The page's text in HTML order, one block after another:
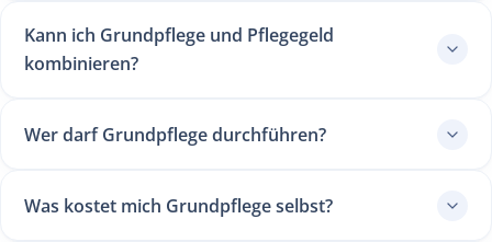
Kann ich Grundpflege und Pflegegeld
kombinieren?
Wer darf Grundpflege durchführen?
Was kostet mich Grundpflege selbst?